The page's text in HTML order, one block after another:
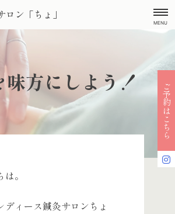
ロン「ちょ」
MENU
味方にしよう！
。
ィース鍼灸サロンちょ
ご予約はこちら